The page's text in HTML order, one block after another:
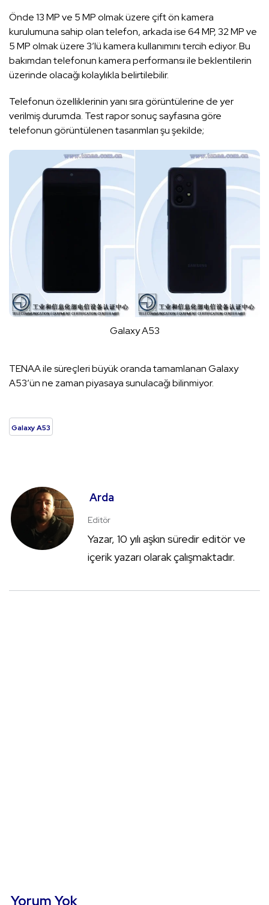
Önde 13 MP ve 5 MP olmak üzere çift ön kamera
kurulumuna sahip olan telefon, arkada ise 64 MP, 32 MP ve
5 MP olmak üzere 3’lü kamera kullanımını tercih ediyor. Bu
bakımdan telefonun kamera performansı ile beklentilerin
üzerinde olacağı kolaylıkla belirtilebilir.
Telefonun özelliklerinin yanı sıra görüntülerine de yer
verilmiş durumda. Test rapor sonuç sayfasına göre
telefonun görüntülenen tasarımları şu şekilde;
Galaxy A53
TENAA ile süreçleri büyük oranda tamamlanan Galaxy
A53’ün ne zaman piyasaya sunulacağı bilinmiyor.
Galaxy A53
Arda
Editör
Yazar, 10 yılı aşkın süredir editör ve
içerik yazarı olarak çalışmaktadır.
Yorum Yok